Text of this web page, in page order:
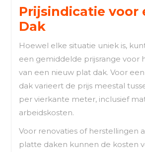
Prijsindicatie voor
Dak
Hoewel elke situatie uniek is,
een gemiddelde prijsrange voor
van een nieuw plat dak. Voor
dak varieert de prijs meestal
per vierkante meter, inclusief
arbeidskosten.
Voor renovaties of herstellingen
platte daken kunnen de kosten